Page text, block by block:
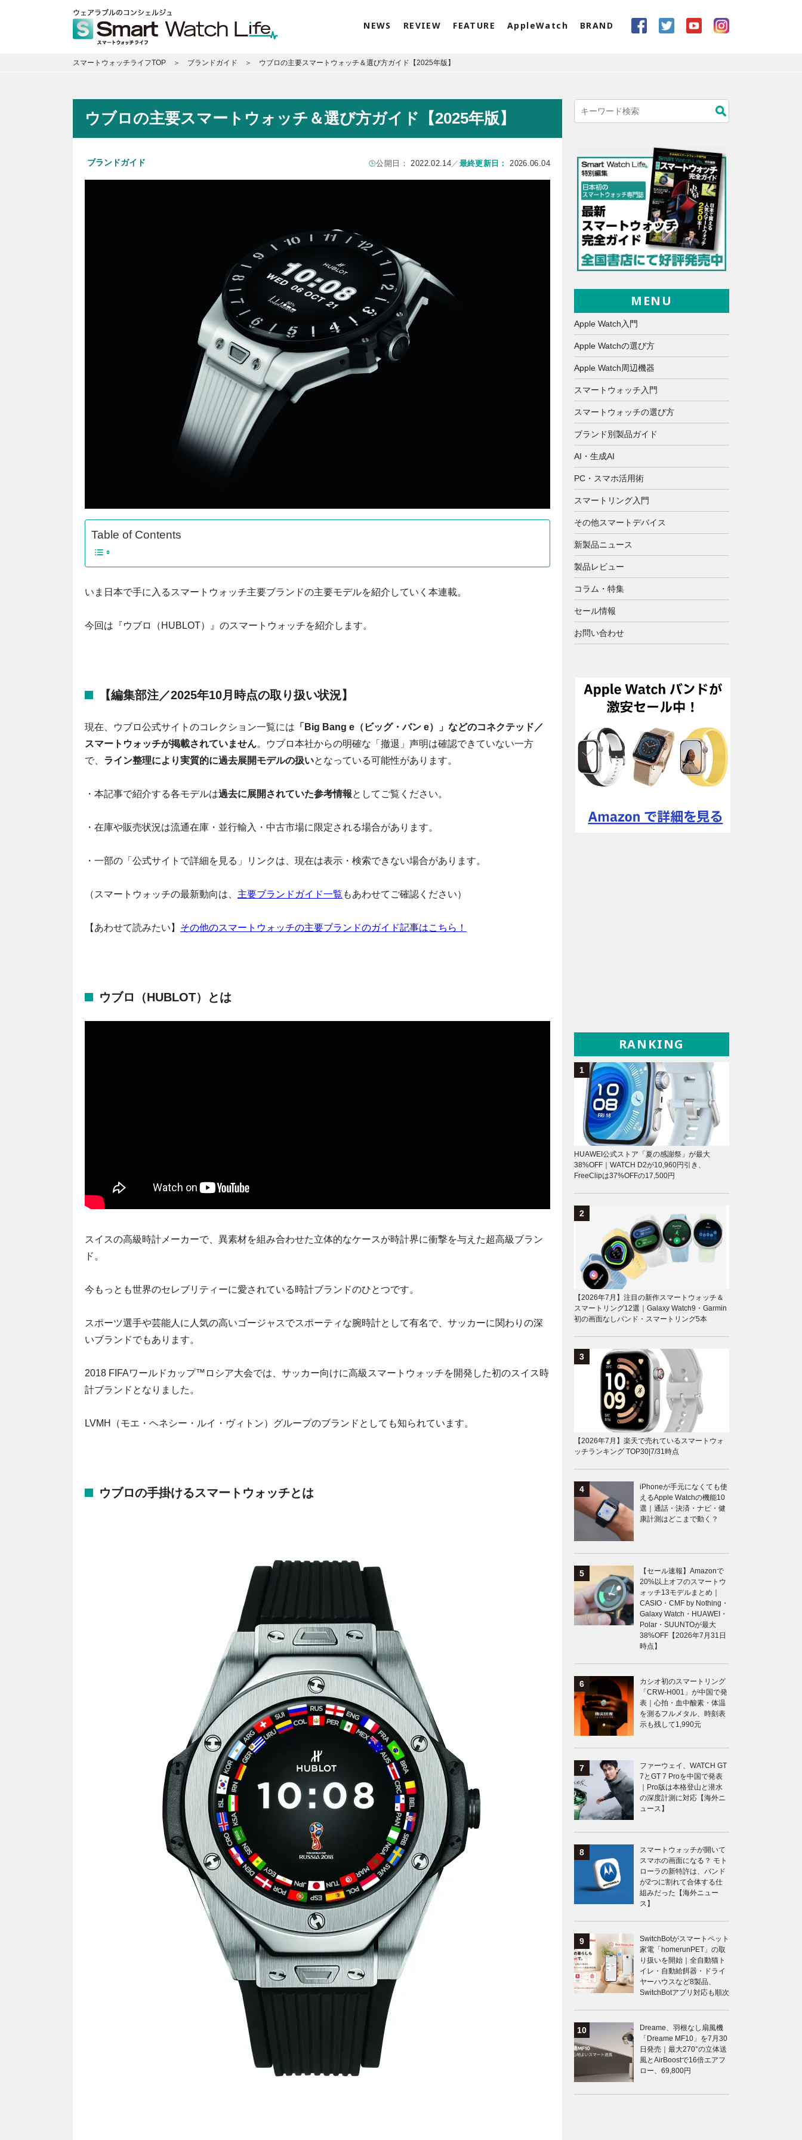
NEWS REVIEW FEATURE AppleWatch BRAND
スマートウォッチライフTOP ブランドガイド ウブロの主要スマートウォッチ＆選び方ガイド【2025年版】
ウブロの主要スマートウォッチ＆選び方ガイド【2025年版】
ブランドガイド 公開日：2022.02.14／ 最終更新日： 2026.06.04
Table of Contents
いま日本で手に入るスマートウォッチ主要ブランドの主要モデルを紹介していく本連載。
今回は『ウブロ（HUBLOT）』のスマートウォッチを紹介します。
【編集部注／2025年10月時点の取り扱い状況】
現在、ウブロ公式サイトのコレクション一覧には 「Big Bang e（ビッグ・バン e）」などのコネクテッド／
スマートウォッチが掲載されていません。ウブロ本社からの明確な「撤退」声明は確認できていない一方
で、 ライン整理により実質的に過去展開モデルの扱いとなっている可能性があります。
・本記事で紹介する各モデルは過去に展開されていた参考情報としてご覧ください。
・在庫や販売状況は流通在庫・並行輸入・中古市場に限定される場合があります。
・一部の「公式サイトで詳細を見る」リンクは、現在は表示・検索できない場合があります。
（スマートウォッチの最新動向は、 主要ブランドガイド一覧 もあわせてご確認ください）
【あわせて読みたい】 その他のスマートウォッチの主要ブランドのガイド記事はこちら！
ウブロ（HUBLOT）とは
スイスの高級時計メーカーで、異素材を組み合わせた立体的なケースが時計界に衝撃を与えた超高級ブラン
ド。
今もっとも世界のセレブリティーに愛されている時計ブランドのひとつです。
スポーツ選手や芸能人に人気の高いゴージャスでスポーティな腕時計として有名で、サッカーに関わりの深
いブランドでもあります。
2018 FIFAワールドカップ™ロシア大会では、サッカー向けに高級スマートウォッチを開発した初のスイス時
計ブランドとなりました。
LVMH（モエ・ヘネシー・ルイ・ヴィトン）グループのブランドとしても知られています。
ウブロの手掛けるスマートウォッチとは
MENU
Apple Watch入門
Apple Watchの選び方
Apple Watch周辺機器
スマートウォッチ入門
スマートウォッチの選び方
ブランド別製品ガイド
AI・生成AI
PC・スマホ活用術
スマートリング入門
その他スマートデバイス
新製品ニュース
製品レビュー
コラム・特集
セール情報
お問い合わせ
RANKING
HUAWEI公式ストア「夏の感謝祭」が最大
38%OFF｜WATCH D2が10,960円引き、
FreeClipは37%OFFの17,500円
【2026年7月】注目の新作スマートウォッチ＆
スマートリング12選｜Galaxy Watch9・Garmin
初の画面なしバンド・スマートリング5本
【2026年7月】楽天で売れているスマートウォ
ッチランキング TOP30|7/31時点
iPhoneが手元になくても使
えるApple Watchの機能10
選｜通話・決済・ナビ・健
康計測はどこまで動く？
【セール速報】Amazonで
20%以上オフのスマートウ
ォッチ13モデルまとめ｜
CASIO・CMF by Nothing・
Galaxy Watch・HUAWEI・
Polar・SUUNTOが最大
38%OFF【2026年7月31日
時点】
カシオ初のスマートリング
「CRW-H001」が中国で発
表｜心拍・血中酸素・体温
を測るフルメタル、時刻表
示も残して1,990元
ファーウェイ、WATCH GT
7とGT 7 Proを中国で発表
｜Pro版は本格登山と潜水
の深度計測に対応【海外ニ
ュース】
スマートウォッチが開いて
スマホの画面になる？ モト
ローラの新特許は、バンド
が2つに割れて合体する仕
組みだった【海外ニュー
ス】
SwitchBotがスマートペット
家電「homerunPET」の取
り扱いを開始｜全自動猫ト
イレ・自動給餌器・ドライ
ヤーハウスなど8製品、
SwitchBotアプリ対応も順次
Dreame、羽根なし扇風機
「Dreame MF10」を7月30
日発売｜最大270°の立体送
風とAirBoostで16倍エアフ
ロー、69,800円